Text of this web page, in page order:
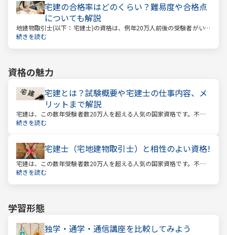
宅建の合格率はどのくらい？難易度や合格点
についても解説
地建物取引士(以下：宅建士)の資格は、例年20万人前後の受験者がいる
人気資格。 その試験の合格率は15～18%程度であり、過去10年の平均
続きを読む
資格の魅力
宅建とは？試験概要や宅建士の仕事内容、メ
リットまで解説
宅建は、この数年受験者数20万人を超える人気の国家資格です。不動
産業に携わる人をはじめ、他業種、学生、主婦まで、さまざまな方が
続きを読む
宅建士（宅地建物取引士）と相性のよい資格!
宅建は、この数年受験者数20万人を超える人気の国家資格です。不動
産業に携わる人をはじめ、他業種、学生、主婦まで、さまざまな方が
続きを読む
学習形態
独学・通学・通信講座を比較してみよう